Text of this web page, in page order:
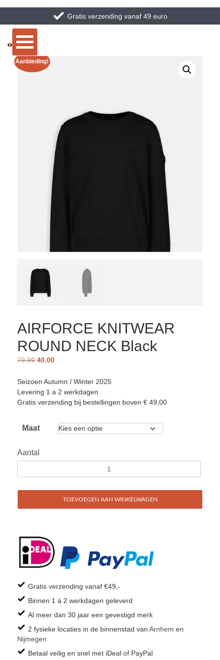
Gratis verzending vanaf 49 euro
Aanbieding!
AIRFORCE KNITWEAR
ROUND NECK Black
79.99 40.00
Seizoen Autumn / Winter 2025
Levering 1 a 2 werkdagen
Gratis verzending bij bestellingen boven € 49,00
Maat
Aantal
TOEVOEGEN AAN WINKELWAGEN
Gratis verzending vanaf €49,-
Binnen 1 á 2 werkdagen geleverd
Al meer dan 30 jaar een gevestigd merk
2 fysieke locaties in de binnenstad van Arnhem en
Nijmegen
Betaal veilig en snel met iDeal of PayPal